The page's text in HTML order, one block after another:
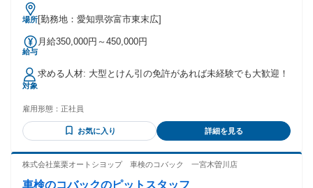
場所[勤務地：愛知県弥富市東末広]
給与
月給350,000円～450,000円
対象
求める人材: 大型とけん引の免許があれば未経験でも大歓迎！
雇用形態： 正社員
お気に入り 詳細を見る
株式会社葉栗オートシヨップ 車検のコバック 一宮木曽川店
車検のコバックのピットスタッフ